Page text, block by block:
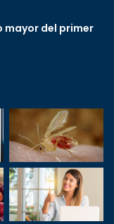
mayor del primer